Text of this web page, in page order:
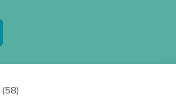
(58)